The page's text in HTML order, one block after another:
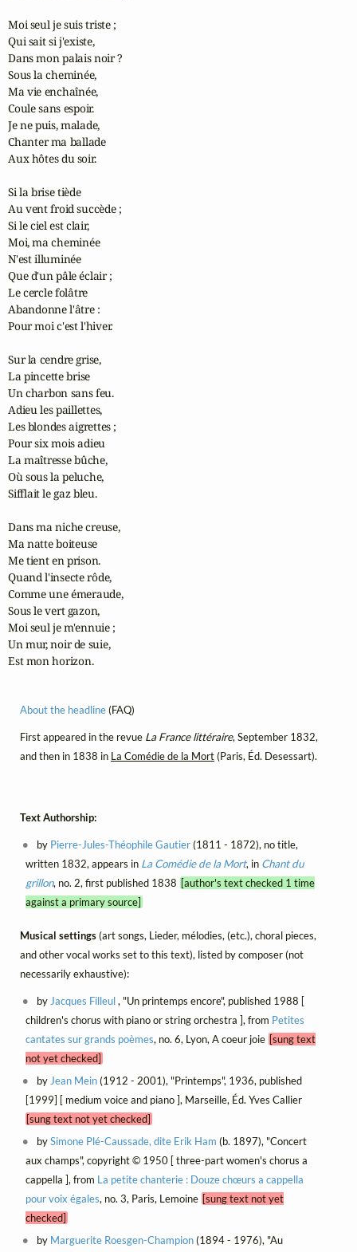
Moi seul je suis triste ;
Qui sait si j'existe,
Dans mon palais noir ?
Sous la cheminée,
Ma vie enchaînée,
Coule sans espoir.
Je ne puis, malade,
Chanter ma ballade
Aux hôtes du soir.
Si la brise tiède
Au vent froid succède ;
Si le ciel est clair,
Moi, ma cheminée
N'est illuminée
Que d'un pâle éclair ;
Le cercle folâtre
Abandonne l'âtre :
Pour moi c'est l'hiver.
Sur la cendre grise,
La pincette brise
Un charbon sans feu.
Adieu les paillettes,
Les blondes aigrettes ;
Pour six mois adieu
La maîtresse bûche,
Où sous la peluche,
Sifflait le gaz bleu.
Dans ma niche creuse,
Ma natte boiteuse
Me tient en prison.
Quand l'insecte rôde,
Comme une émeraude,
Sous le vert gazon,
Moi seul je m'ennuie ;
Un mur, noir de suie,
Est mon horizon.
About the headline(FAQ)
First appeared in the revue La France littéraire, September 1832,
and then in 1838 in La Comédie de la Mort(Paris, Éd. Desessart).
Text Authorship:
by Pierre-Jules-Théophile Gautier(1811 - 1872), no title,
written 1832, appears in La Comédie de la Mort, in Chant du
grillon, no. 2, first published 1838 [author's text checked 1 time
against a primary source]
Musical settings(art songs, Lieder, mélodies, (etc.), choral pieces,
and other vocal works set to this text), listed by composer (not
necessarily exhaustive):
by Jacques Filleul, "Un printemps encore", published 1988 [
children's chorus with piano or string orchestra ], from Petites
cantates sur grands poèmes, no. 6, Lyon, A coeur joie [sung text
not yet checked]
by Jean Mein(1912 - 2001), "Printemps", 1936, published
[1999] [ medium voice and piano ], Marseille, Éd. Yves Callier
[sung text not yet checked]
bySimone Plé-Caussade, dite Erik Ham (b. 1897), "Concert
aux champs", copyright © 1950 [ three-part women's chorus a
cappella ], from La petite chanterie : Douze chœurs a cappella
pour voix égales, no. 3, Paris, Lemoine [sung text not yet
checked]
by Marguerite Roesgen-Champion(1894 - 1976), "Au